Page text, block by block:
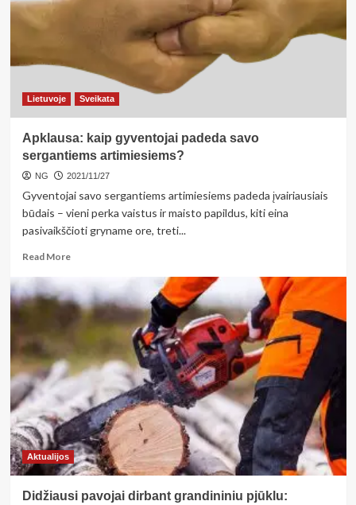
jaučiantys
serga
dukart
Lietuvoje Sveikata
Apklausa: kaip gyventojai padeda savo
sergantiems artimiesiems?
NG 2021/11/27
Gyventojai savo sergantiems artimiesiems padeda įvairiausiais
būdais – vieni perka vaistus ir maisto papildus, kiti eina
pasivaikščioti gryname ore, treti...
Read MoreRead
about
Apklausa:
kaip
gyventojai
padeda
savo
sergantiems
artimiesiems?
Aktualijos
Didžiausi pavojai dirbant grandininiu pjūklu: